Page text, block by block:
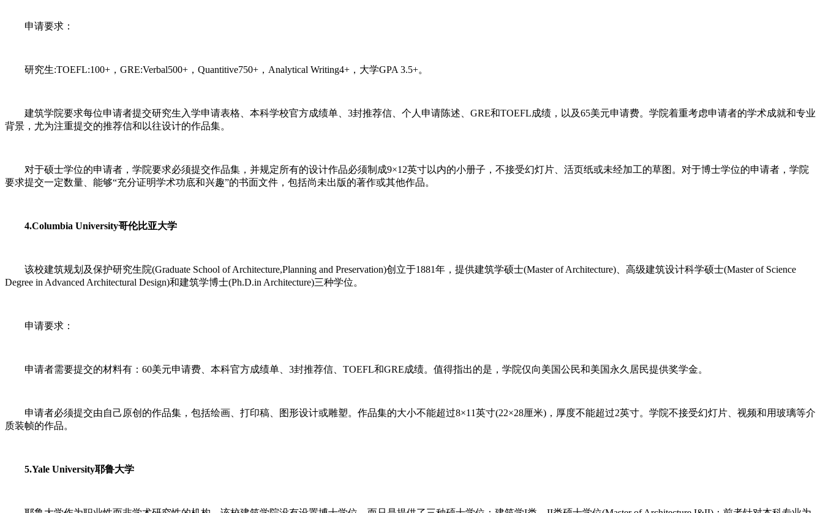
申请要求：
研究生:TOEFL:100+，GRE:Verbal500+，Quantitive750+，Analytical Writing4+，大学GPA 3.5+。
建筑学院要求每位申请者提交研究生入学申请表格、本科学校官方成绩单、3封推荐信、个人申请陈述、GRE和TOEFL成绩，以及65美元申请费。学院着重考虑申请者的学术成就和专业
背景，尤为注重提交的推荐信和以往设计的作品集。
对于硕士学位的申请者，学院要求必须提交作品集，并规定所有的设计作品必须制成9×12英寸以内的小册子，不接受幻灯片、活页纸或未经加工的草图。对于博士学位的申请者，学院
要求提交一定数量、能够“充分证明学术功底和兴趣”的书面文件，包括尚未出版的著作或其他作品。
4.Columbia University哥伦比亚大学
该校建筑规划及保护研究生院(Graduate School of Architecture,Planning and Preservation)创立于1881年，提供建筑学硕士(Master of Architecture)、高级建筑设计科学硕士(Master of Science
Degree in Advanced Architectural Design)和建筑学博士(Ph.D.in Architecture)三种学位。
申请要求：
申请者需要提交的材料有：60美元申请费、本科官方成绩单、3封推荐信、TOEFL和GRE成绩。值得指出的是，学院仅向美国公民和美国永久居民提供奖学金。
申请者必须提交由自己原创的作品集，包括绘画、打印稿、图形设计或雕塑。作品集的大小不能超过8×11英寸(22×28厘米)，厚度不能超过2英寸。学院不接受幻灯片、视频和用玻璃等介
质装帧的作品。
5.Yale University耶鲁大学